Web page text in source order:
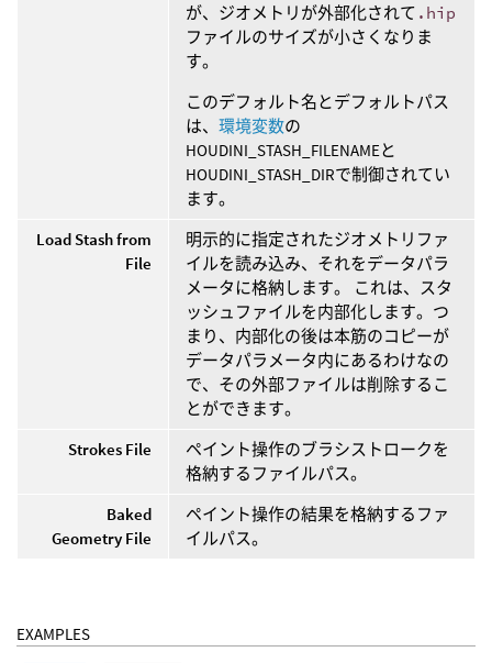
が、ジオメトリが外部化されて .hip
ファイルのサイズが小さくなりま
す。
このデフォルト名とデフォルトパス
は、 環境変数の
HOUDINI_STASH_FILENAMEと
HOUDINI_STASH_DIRで制御されてい
ます。
Load Stash from
File
明示的に指定されたジオメトリファ
イルを読み込み、それをデータパラ
メータに格納します。 これは、スタ
ッシュファイルを内部化します。つ
まり、内部化の後は本筋のコピーが
データパラメータ内にあるわけなの
で、その外部ファイルは削除するこ
とができます。
Strokes File
ペイント操作のブラシストロークを
格納するファイルパス。
Baked
Geometry File
ペイント操作の結果を格納するファ
イルパス。
EXAMPLES